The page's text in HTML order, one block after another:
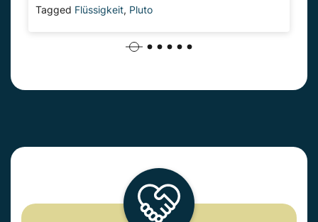
Tagged Flüssigkeit, Pluto